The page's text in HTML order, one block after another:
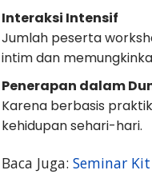
Interaksi Intensif
Jumlah peserta
intim dan
Penerapan dalam
Karena berbasis
kehidupan sehari-hari.
Baca Juga: Seminar